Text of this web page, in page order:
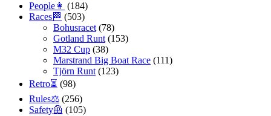
People👩 (184)
Races🏁 (503)
Bohusracet (78)
Gotland Runt (153)
M32 Cup (38)
Marstrand Big Boat Race (111)
Tjörn Runt (123)
Retro⏳ (98)
Rules⚖️ (256)
Safety🦺 (105)